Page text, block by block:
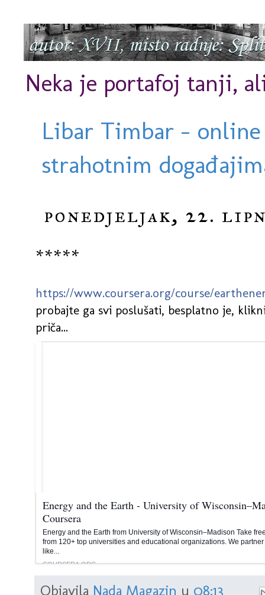
Neka je portafoj tanji,
Libar Timbar -
strahotnim
ponedjeljak, 22.
*****
https://www.coursera.org/course/
probajte ga svi poslušati, besplatno je,
priča...
Energy and the Earth - University of
Coursera
Energy and the Earth from University of Wisconsin–Madison Take
from 120+ top universities and educational organizations. We
like...
COURSERA.ORG
Objavila Nada Magazin u 08:13